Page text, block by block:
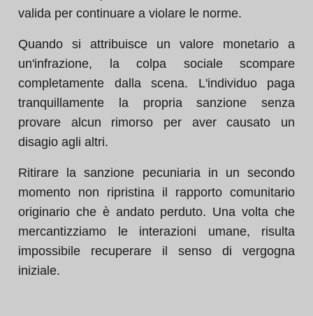
valida per continuare a violare le norme.
Quando si attribuisce un valore monetario a
un'infrazione, la colpa sociale scompare
completamente dalla scena. L'individuo paga
tranquillamente la propria sanzione senza
provare alcun rimorso per aver causato un
disagio agli altri.
Ritirare la sanzione pecuniaria in un secondo
momento non ripristina il rapporto comunitario
originario che è andato perduto. Una volta che
mercantizziamo le interazioni umane, risulta
impossibile recuperare il senso di vergogna
iniziale.